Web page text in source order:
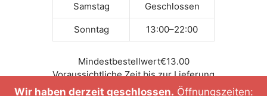
Samstag Geschlossen
Sonntag 13:00–22:00
Mindestbestellwert€13.00
Voraussichtliche Zeit bis zur Lieferung
Tel.-Nr. +498967904435
Wir haben derzeit geschlossen. Öffnungszeiten: